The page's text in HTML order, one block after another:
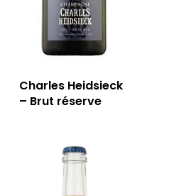
Charles Heidsieck
– Brut réserve
RÉSERVER
13006 Marseille